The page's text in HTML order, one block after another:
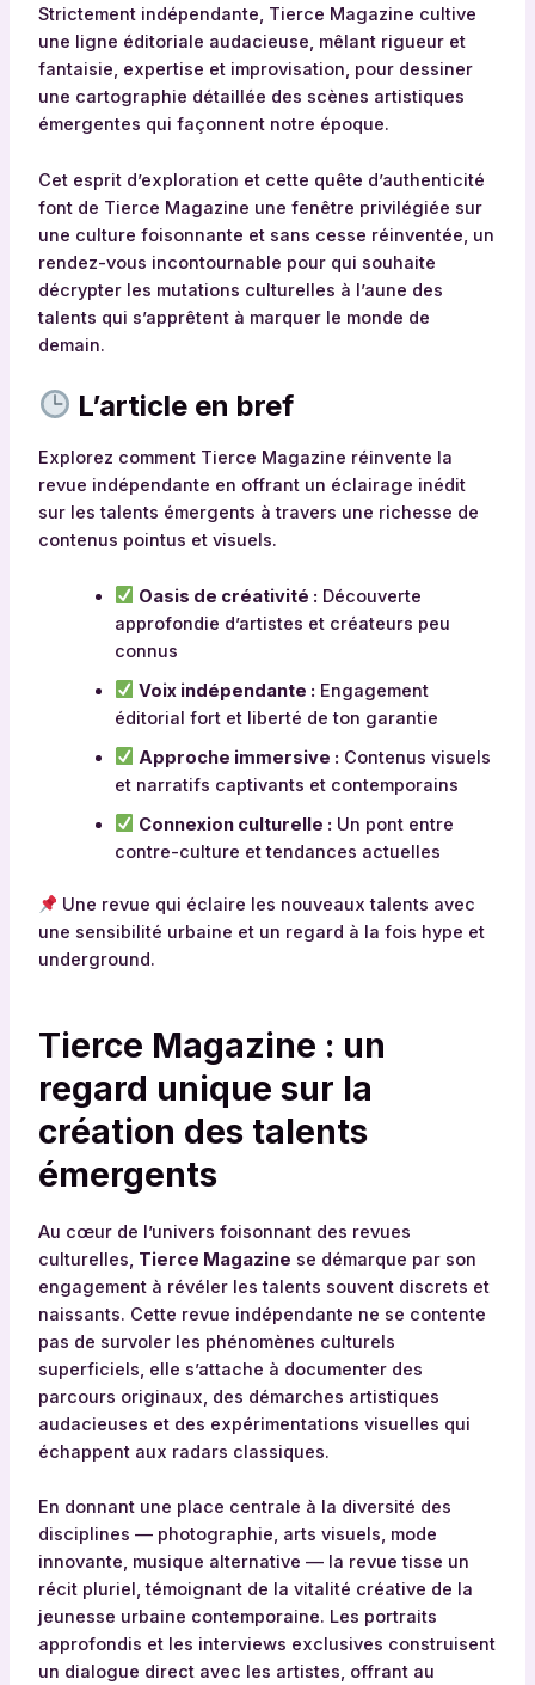
Strictement indépendante, Tierce Magazine cultive
une ligne éditoriale audacieuse, mêlant rigueur et
fantaisie, expertise et improvisation, pour dessiner
une cartographie détaillée des scènes artistiques
émergentes qui façonnent notre époque.
Cet esprit d’exploration et cette quête d’authenticité
font de Tierce Magazine une fenêtre privilégiée sur
une culture foisonnante et sans cesse réinventée, un
rendez-vous incontournable pour qui souhaite
décrypter les mutations culturelles à l’aune des
talents qui s’apprêtent à marquer le monde de
demain.
L’article en bref
Explorez comment Tierce Magazine réinvente la
revue indépendante en offrant un éclairage inédit
sur les talents émergents à travers une richesse de
contenus pointus et visuels.
Oasis de créativité : Découverte
approfondie d’artistes et créateurs peu
connus
Voix indépendante : Engagement
éditorial fort et liberté de ton garantie
Approche immersive : Contenus visuels
et narratifs captivants et contemporains
Connexion culturelle : Un pont entre
contre-culture et tendances actuelles
Une revue qui éclaire les nouveaux talents avec
une sensibilité urbaine et un regard à la fois hype et
underground.
Tierce Magazine : un
regard unique sur la
création des talents
émergents
Au cœur de l’univers foisonnant des revues
culturelles, Tierce Magazine se démarque par son
engagement à révéler les talents souvent discrets et
naissants. Cette revue indépendante ne se contente
pas de survoler les phénomènes culturels
superficiels, elle s’attache à documenter des
parcours originaux, des démarches artistiques
audacieuses et des expérimentations visuelles qui
échappent aux radars classiques.
En donnant une place centrale à la diversité des
disciplines — photographie, arts visuels, mode
innovante, musique alternative — la revue tisse un
récit pluriel, témoignant de la vitalité créative de la
jeunesse urbaine contemporaine. Les portraits
approfondis et les interviews exclusives construisent
un dialogue direct avec les artistes, offrant au